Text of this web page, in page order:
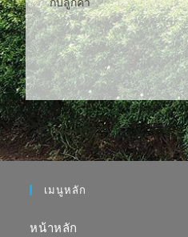
กับลูกค้า
ข้อมูลเพิ่มเติม
เมนูหลัก
หน้าหลัก